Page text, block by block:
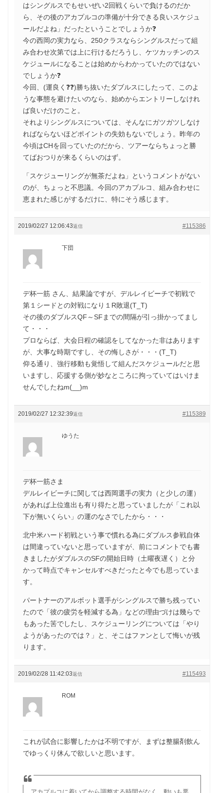
はシングルスでもせいぜい2回戦くらいで負けるのだか
ら、その後のアカプルコの準備が十分できる良いスケジュ
ールだよね」だったということでしょうか❓
今の西岡の実力なら、250クラスならシングルスだって組
み合わせ次第では上に行けるだろうし、ケツカッチンのス
ケジュールになることは始めからわかっていたのではない
でしょうか❓
今回、(運良く❓❓)勝ち抜いたダブルスにしたって、このよ
うな事態を避けたいのなら、始めからエントリーしなけれ
ば良いだけのこと。
それよりシングルスについては、そんなにガツガツしなけ
ればならないほどポイントの失効もないでしょう。昨年の
今頃はCHを回っていたのだから、ツアーならちょっと勝
てばおつりが来るくらいのはず。
「スケジューリングが無茶だよね」というコメントがない
のが、ちょっと不思議。今回のアカプルコ、組み合わせに
恵まれた感じがするだけに、特にそう感じます。
2019/02/27 12:06:43 #115386
返信
下団
デ杯一筋 さん、結果論ですが、デルレイビーチで初戦で
第１シードとの対戦になり１R敗退(T_T)
その後のダブルスQF～SFまでの間隔が引っ掛かってまし
て・・・
プロならば、大会日程の確認をしてなかった非はあります
が、大事な時期ですし、その悔しさが・・・(T_T)
仰る通り、強行移動も覚悟して組んだスケジュールだと思
いますし、応援する側が妙なところに拘っていてはいけま
せんでしたねm(__)m
2019/02/27 12:32:39 #115389
返信
ゆうた
デ杯一筋さま
デルレイビーチに関しては西岡選手の実力（と少しの運）
があれば上位進出も有り得たと思っていましたが「これ以
下が無いくらい」の運のなさでしたから・・・
北中米ハード初戦という事で慣れる為にダブルス参戦自体
は間違っていないと思っていますが、前にコメントでも書
きましたがダブルスのSFの開始日時（土曜夜遅く）と分
かって時点でキャンセルすべきだったと今でも思っていま
す。
パートナーのアルボット選手がシングルスで勝ち残ってい
たので「彼の疲労を軽減する為」などの理由づけは幾らで
もあった筈でしたし、スケジューリングについては「やり
ようがあったのでは？」と、そこはファンとして悔いが残
ります。
2019/02/28 11:42:03 #115493
返信
ROM
これが試合に影響したかは不明ですが、まずは整腸剤飲ん
でゆっくり休んで欲しいと思います。